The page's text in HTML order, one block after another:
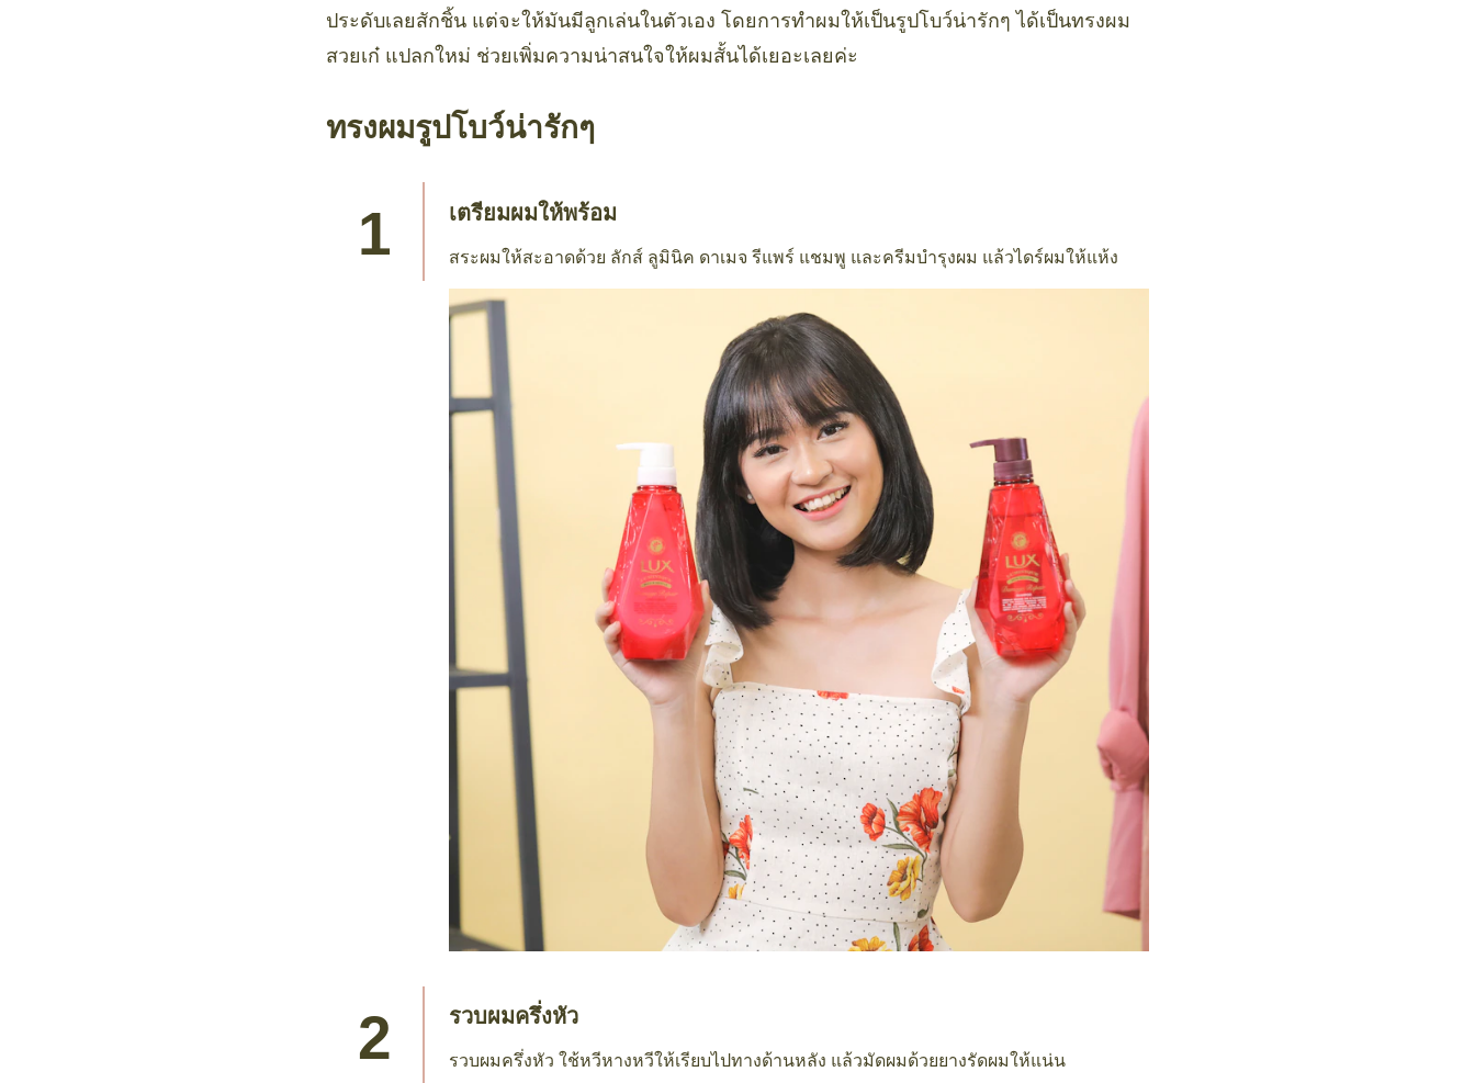
ประดับเลยสักชิ้น แต่จะให้มันมีลูกเล่นในตัวเอง โดยการทำผมให้เป็นรูปโบว์น่ารักๆ ได้เป็นทรงผม
สวยเก๋ แปลกใหม่ ช่วยเพิ่มความน่าสนใจให้ผมสั้นได้เยอะเลยค่ะ
ทรงผมรูปโบว์น่ารักๆ
เตรียมผมให้พร้อม
สระผมให้สะอาดด้วย ลักส์ ลูมินิค ดาเมจ รีแพร์ แชมพู และครีมบำรุงผม แล้วไดร์ผมให้แห้ง
รวบผมครึ่งหัว
รวบผมครึ่งหัว ใช้หวีหางหวีให้เรียบไปทางด้านหลัง แล้วมัดผมด้วยยางรัดผมให้แน่น